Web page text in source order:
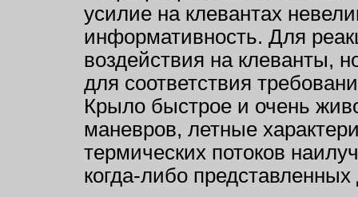
усилие на клевантах
информативность. Для
воздействия на клеванты,
для соответствия
Крыло быстрое и очень
маневров, летные
термических потоков
когда-либо